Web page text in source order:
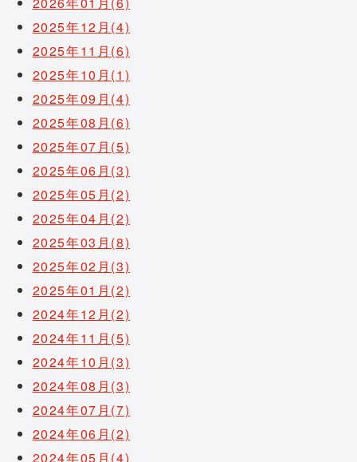
2025年12月(4)
2025年11月(6)
2025年10月(1)
2025年09月(4)
2025年08月(6)
2025年07月(5)
2025年06月(3)
2025年05月(2)
2025年04月(2)
2025年03月(8)
2025年02月(3)
2025年01月(2)
2024年12月(2)
2024年11月(5)
2024年10月(3)
2024年08月(3)
2024年07月(7)
2024年06月(2)
2024年05月(4)